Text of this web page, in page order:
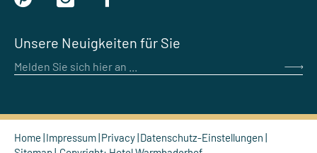
Unsere Neuigkeiten für Sie
Melden Sie sich hier an ...
Home Impressum Privacy Datenschutz-Einstellungen